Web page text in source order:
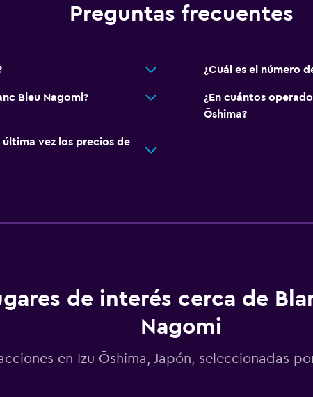
Preguntas frecuentes
¿Cuál es el número
Bleu Nagomi?
¿En cuántos
Ōshima?
vez los precios de
de interés cerca de
Nagomi
en Izu Ōshima, Japón, seleccionadas